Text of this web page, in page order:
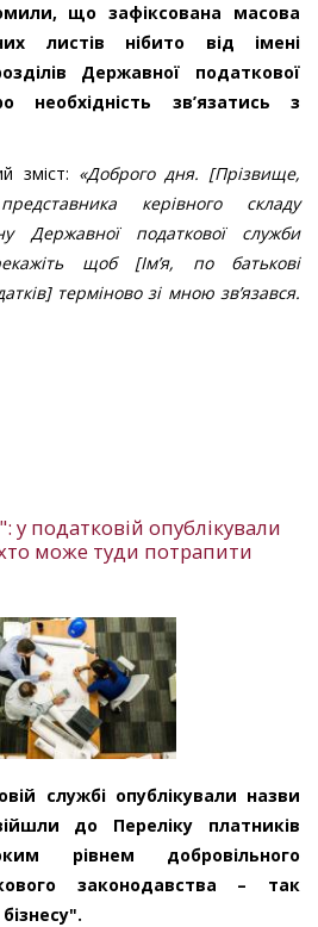
що зафіксована масова
листів нібито від імені
Державної податкової
необхідність зв’язатись з
зміст: «Доброго дня. [Прізвище,
керівного складу
Державної податкової служби
щоб [Ім’я, по батькові
терміново зі мною зв’язався.
у податковій опублікували
може туди потрапити
службі опублікували назви
до Переліку платників
рівнем добровільного
законодавства – так